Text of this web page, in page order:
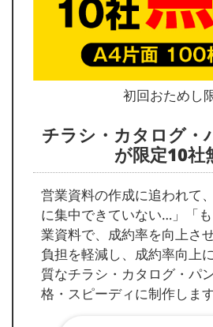
初回おためし
チラシ・カタログ・
が限定10社
営業資料の作成に追われて
に集中できていない…」「
業資料で、成約率を向上さ
負担を軽減し、成約率向上
質なチラシ・カタログ・パ
格・スピーディに制作します